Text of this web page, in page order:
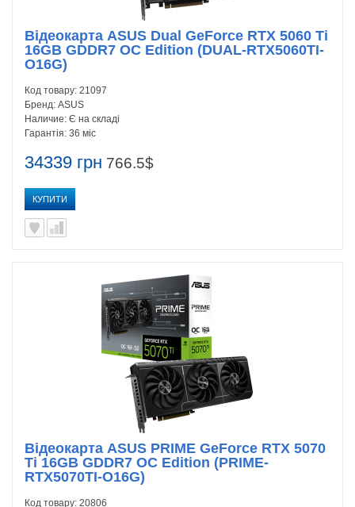
34339 грн 766.5$
КУПИТИ
Відеокарта ASUS Dual GeForce RTX 5060 Ti
16GB GDDR7 OC Edition (DUAL-RTX5060TI-
O16G)
Код товару: 21097
Бренд: ASUS
Наличие: Є на складі
Гарантія: 36 міс
Відеокарта ASUS PRIME GeForce RTX 5070
Ti 16GB GDDR7 OC Edition (PRIME-
RTX5070TI-O16G)
Код товару: 20806